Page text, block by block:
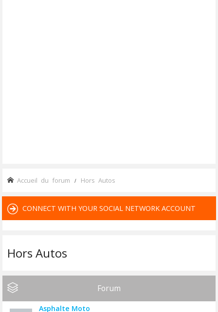
Accueil du forum Hors Autos
CONNECT WITH YOUR SOCIAL NETWORK ACCOUNT
Hors Autos
Forum
Asphalte Moto